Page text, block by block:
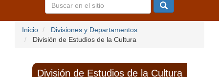
Inicio
Divisiones y Departamentos
División de Estudios de la Cultura
División de Estudios de la Cultura